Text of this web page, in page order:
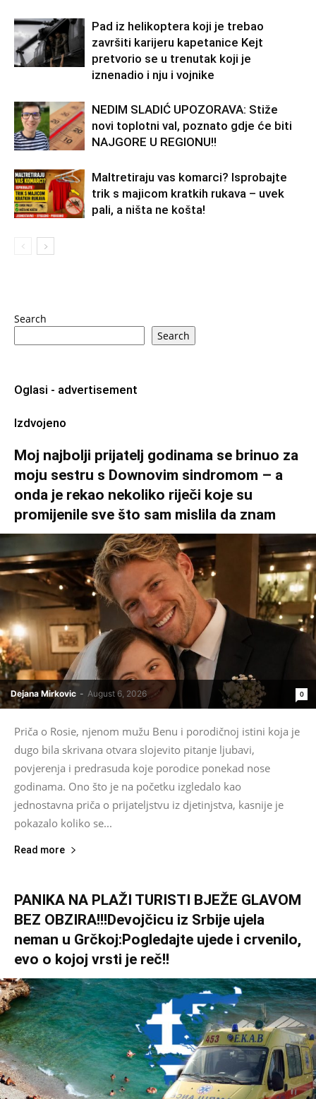
Pad iz helikoptera koji je trebao
završiti karijeru kapetanice Kejt
pretvorio se u trenutak koji je
iznenadio i nju i vojnike
NEDIM SLADIĆ UPOZORAVA: Stiže
novi toplotni val, poznato gdje će biti
NAJGORE U REGIONU!!
Maltretiraju vas komarci? Isprobajte
trik s majicom kratkih rukava – uvek
pali, a ništa ne košta!
Search
Search
Oglasi - advertisement
Izdvojeno
Moj najbolji prijatelj godinama se brinuo za
moju sestru s Downovim sindromom – a
onda je rekao nekoliko riječi koje su
promijenile sve što sam mislila da znam
Dejana Mirkovic - August 6, 2026 0
Priča o Rosie, njenom mužu Benu i porodičnoj istini koja je
dugo bila skrivana otvara slojevito pitanje ljubavi,
povjerenja i predrasuda koje porodice ponekad nose
godinama. Ono što je na početku izgledalo kao
jednostavna priča o prijateljstvu iz djetinjstva, kasnije je
pokazalo koliko se...
Read more
PANIKA NA PLAŽI TURISTI BJEŽE GLAVOM
BEZ OBZIRA!!!Devojčicu iz Srbije ujela
neman u Grčkoj:Pogledajte ujede i crvenilo,
evo o kojoj vrsti je reč!!